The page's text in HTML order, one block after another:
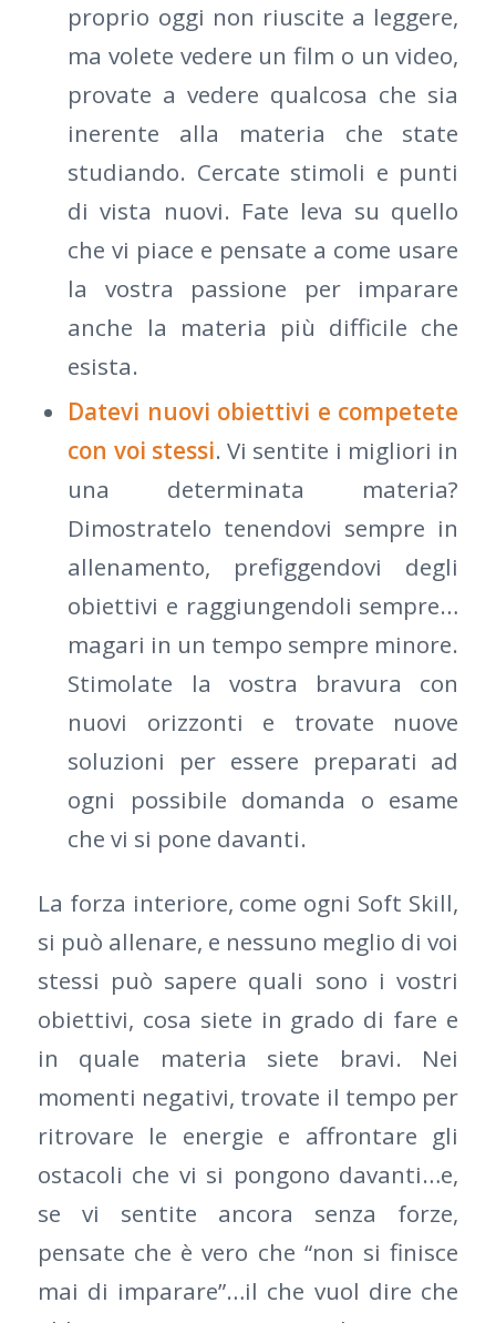
proprio oggi non riuscite a leggere,
ma volete vedere un film o un video,
provate a vedere qualcosa che sia
inerente alla materia che state
studiando. Cercate stimoli e punti
di vista nuovi. Fate leva su quello
che vi piace e pensate a come usare
la vostra passione per imparare
anche la materia più difficile che
esista.
Datevi nuovi obiettivi e competete
con voi stessi. Vi sentite i migliori in
una determinata materia?
Dimostratelo tenendovi sempre in
allenamento, prefiggendovi degli
obiettivi e raggiungendoli sempre…
magari in un tempo sempre minore.
Stimolate la vostra bravura con
nuovi orizzonti e trovate nuove
soluzioni per essere preparati ad
ogni possibile domanda o esame
che vi si pone davanti.
La forza interiore, come ogni Soft Skill,
si può allenare, e nessuno meglio di voi
stessi può sapere quali sono i vostri
obiettivi, cosa siete in grado di fare e
in quale materia siete bravi. Nei
momenti negativi, trovate il tempo per
ritrovare le energie e affrontare gli
ostacoli che vi si pongono davanti…e,
se vi sentite ancora senza forze,
pensate che è vero che “non si finisce
mai di imparare”…il che vuol dire che